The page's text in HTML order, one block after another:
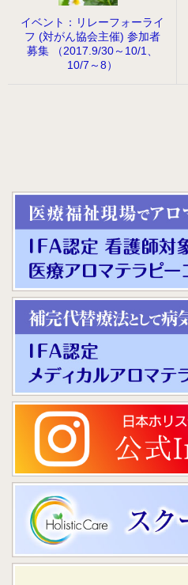
イベント：リレーフォーライ
フ (対がん協会主催) 参加者
募集 （2017.9/30～10/1、
10/7～8）